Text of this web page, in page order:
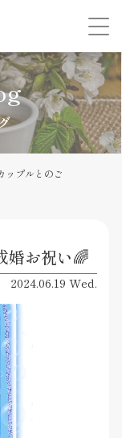
ップルとのご
婚お祝い🌈
2024.06.19 Wed.